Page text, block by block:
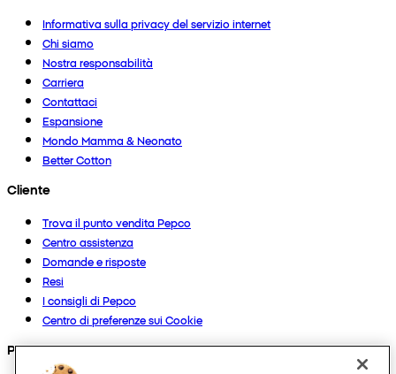
Informativa sulla privacy del servizio internet
Chi siamo
Nostra responsabilità
Carriera
Contattaci
Espansione
Mondo Mamma & Neonato
Better Cotton
Cliente
Trova il punto vendita Pepco
Centro assistenza
Domande e risposte
Resi
I consigli di Pepco
Centro di preferenze sui Cookie
Prodotti